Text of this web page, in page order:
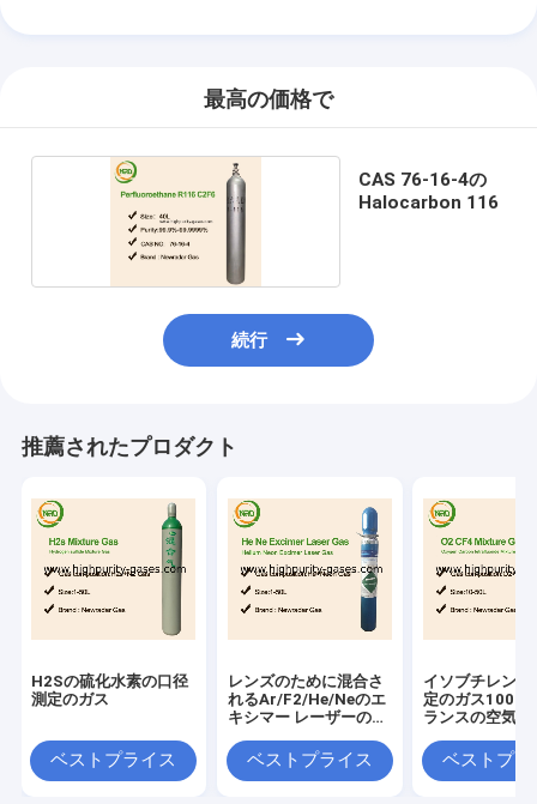
最高の価格で
CAS 76-16-4の
Halocarbon 116
続行
推薦されたプロダクト
H2Sの硫化水素の口径
測定のガス
ベストプライス
レンズのために混合さ
れるAr/F2/He/Neのエ
キシマー レーザーのガ
シマーのレーザーを作
り出す
ベストプライス
イソブチレンの
定のガス100
ランスの空気電
ベストプラ